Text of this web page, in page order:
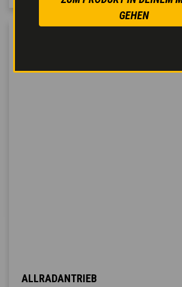
GEHEN
ALLRADANTRIEB